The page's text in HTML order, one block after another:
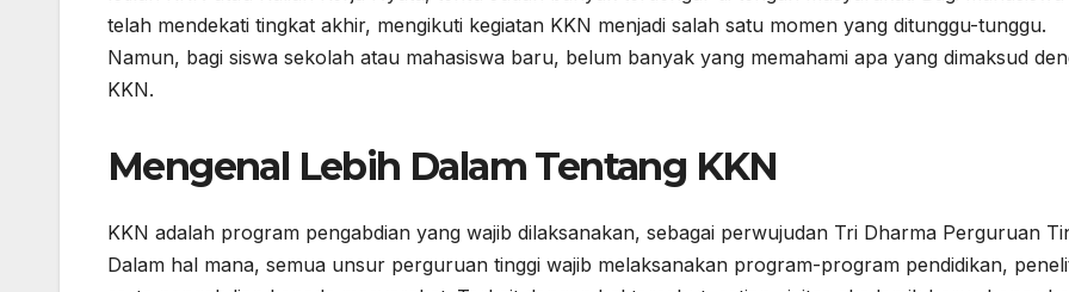
telah mendekati tingkat akhir, mengikuti kegiatan KKN menjadi salah satu momen yang ditunggu-tunggu.
Namun, bagi siswa sekolah atau mahasiswa baru, belum banyak yang memahami apa yang dimaksud
KKN.
Mengenal Lebih Dalam Tentang KKN
KKN adalah program pengabdian yang wajib dilaksanakan, sebagai perwujudan Tri Dharma Perguruan
Dalam hal mana, semua unsur perguruan tinggi wajib melaksanakan program-program pendidikan,